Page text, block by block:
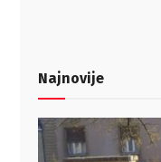
Najnovije